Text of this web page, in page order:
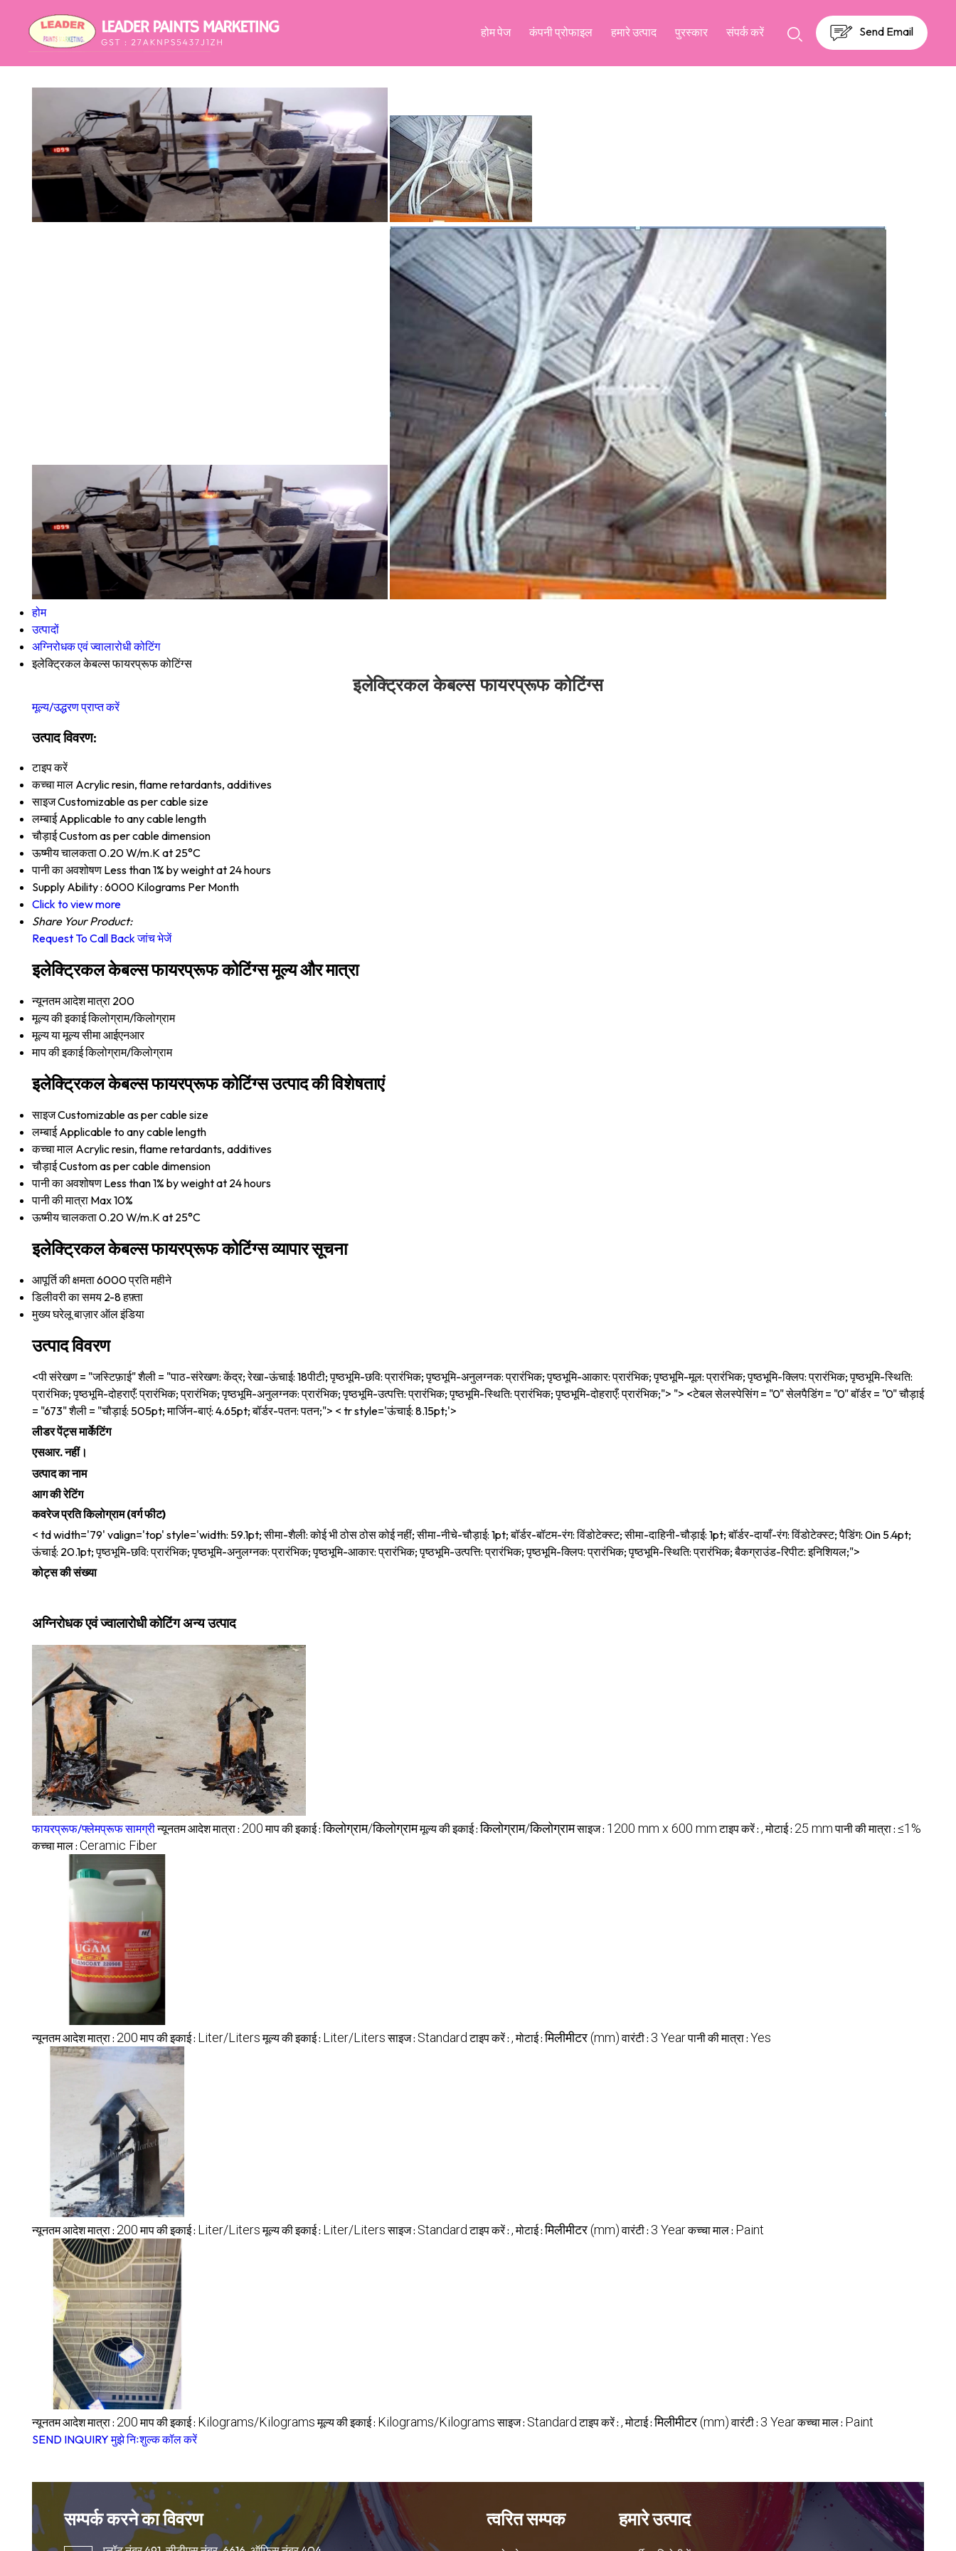
होम पेज कंपनी प्रोफाइल हमारे उत्पाद पुरस्कार संपर्क करें Send Email
होम
उत्पादों
अग्निरोधक एवं ज्वालारोधी कोटिंग
इलेक्ट्रिकल केबल्स फायरप्रूफ कोटिंग्स
इलेक्ट्रिकल केबल्स फायरप्रूफ कोटिंग्स
मूल्य/उद्धरण प्राप्त करें
उत्पाद विवरण:
टाइप करें
कच्चा माल Acrylic resin, flame retardants, additives
साइजCustomizable as per cable size
लम्बाई Applicable to any cable length
चौड़ाईCustom as per cable dimension
ऊष्मीय चालकता0.20 W/m.K at 25°C
पानी का अवशोषण Less than 1% by weight at 24 hours
Supply Ability : 6000 Kilograms Per Month
Click to view more
Share Your Product:
Request To Call Backजांच भेजें
इलेक्ट्रिकल केबल्स फायरप्रूफ कोटिंग्स मूल्य और मात्रा
न्यूनतम आदेश मात्रा 200
मूल्य की इकाईकिलोग्राम/किलोग्राम
मूल्य या मूल्य सीमाआईएनआर
माप की इकाईकिलोग्राम/किलोग्राम
इलेक्ट्रिकल केबल्स फायरप्रूफ कोटिंग्स उत्पाद की विशेषताएं
साइजCustomizable as per cable size
लम्बाई Applicable to any cable length
कच्चा माल Acrylic resin, flame retardants, additives
चौड़ाईCustom as per cable dimension
पानी का अवशोषण Less than 1% by weight at 24 hours
पानी की मात्रा Max 10%
ऊष्मीय चालकता0.20 W/m.K at 25°C
इलेक्ट्रिकल केबल्स फायरप्रूफ कोटिंग्स व्यापार सूचना
आपूर्ति की क्षमता6000 प्रति महीने
डिलीवरी का समय 2-8 हफ़्ता
मुख्य घरेलू बाज़ारऑल इंडिया
उत्पाद विवरण
<पी संरेखण = "जस्टिफ़ाई" शैली = "पाठ-संरेखण: केंद्र; रेखा-ऊंचाई: 18पीटी; पृष्ठभूमि-छवि: प्रारंभिक; पृष्ठभूमि-अनुलग्नक: प्रारंभिक; पृष्ठभूमि-आकार: प्रारंभिक; पृष्ठभूमि-मूल: प्रारंभिक; पृष्ठभूमि-क्लिप: प्रारंभिक; पृष्ठभूमि-स्थिति:
प्रारंभिक; पृष्ठभूमि-दोहराएँ: प्रारंभिक; प्रारंभिक; पृष्ठभूमि-अनुलग्नक: प्रारंभिक; पृष्ठभूमि-उत्पत्ति: प्रारंभिक; पृष्ठभूमि-स्थिति: प्रारंभिक; पृष्ठभूमि-दोहराएँ: प्रारंभिक;"> "> <टेबल सेलस्पेसिंग = "0" सेलपैडिंग = "0" बॉर्डर = "0" चौड़ाई
= "673" शैली = "चौड़ाई: 505pt; मार्जिन-बाएं: 4.65pt; बॉर्डर-पतन: पतन;"> < tr style='ऊंचाई: 8.15pt;'>
लीडर पेंट्स मार्केटिंग
एसआर. नहीं।
उत्पाद का नाम
आग की रेटिंग
कवरेज प्रति किलोग्राम (वर्ग फीट)
< td width='79' valign='top' style='width: 59.1pt; सीमा-शैली: कोई भी ठोस ठोस कोई नहीं; सीमा-नीचे-चौड़ाई: 1pt; बॉर्डर-बॉटम-रंग: विंडोटेक्स्ट; सीमा-दाहिनी-चौड़ाई: 1pt; बॉर्डर-दायाँ-रंग: विंडोटेक्स्ट; पैडिंग: 0in 5.4pt;
ऊंचाई: 20.1pt; पृष्ठभूमि-छवि: प्रारंभिक; पृष्ठभूमि-अनुलग्नक: प्रारंभिक; पृष्ठभूमि-आकार: प्रारंभिक; पृष्ठभूमि-उत्पत्ति: प्रारंभिक; पृष्ठभूमि-क्लिप: प्रारंभिक; पृष्ठभूमि-स्थिति: प्रारंभिक; बैकग्राउंड-रिपीट: इनिशियल;">
कोट्स की संख्या
अग्निरोधक एवं ज्वालारोधी कोटिंग अन्य उत्पाद
फायरप्रूफ/फ्लेमप्रूफ सामग्रीन्यूनतम आदेश मात्रा : 200 माप की इकाई :किलोग्राम/किलोग्राममूल्य की इकाई :किलोग्राम/किलोग्रामसाइज : 1200 mm x 600 mm टाइप करें : , मोटाई : 25 mm पानी की मात्रा : ≤1%
कच्चा माल : Ceramic Fiber
न्यूनतम आदेश मात्रा : 200 माप की इकाई : Liter/Liters मूल्य की इकाई : Liter/Liters साइज : Standard टाइप करें : , मोटाई :मिलीमीटर (mm) वारंटी : 3 Yearपानी की मात्रा : Yes
न्यूनतम आदेश मात्रा : 200 माप की इकाई : Liter/Liters मूल्य की इकाई : Liter/Liters साइज : Standard टाइप करें : , मोटाई :मिलीमीटर (mm) वारंटी : 3 Yearकच्चा माल : Paint
न्यूनतम आदेश मात्रा : 200 माप की इकाई : Kilograms/Kilograms मूल्य की इकाई : Kilograms/Kilograms साइज : Standard टाइप करें : , मोटाई :मिलीमीटर (mm) वारंटी : 3 Yearकच्चा माल : Paint
SEND INQUIRY मुझे निःशुल्क कॉल करें
सम्पर्क करने का विवरण त्वरित सम्पक हमारे उत्पाद